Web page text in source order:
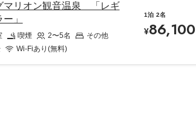
マリオン観音温泉 「レギ
ー」
喫煙 2〜5名
その他
Wi-Fiあり(無料)
1泊 2名
¥86,100